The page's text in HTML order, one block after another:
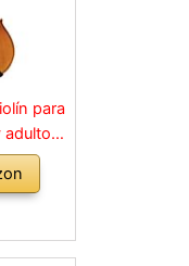
para
adultos,